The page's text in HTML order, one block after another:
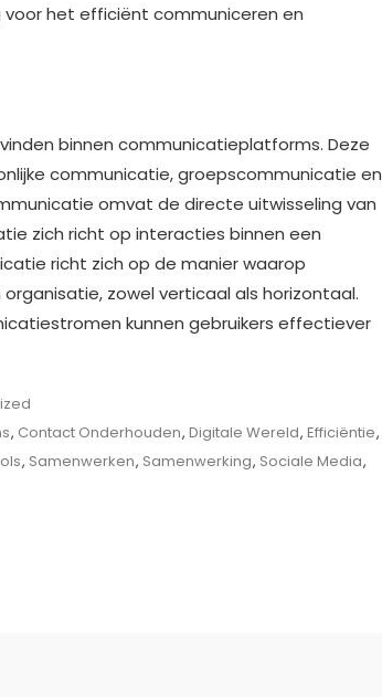
het efficiënt communiceren en
binnen communicatieplatforms. Deze
communicatie, groepscommunicatie en
omvat de directe uitwisseling van
zich richt op interacties binnen een
richt zich op de manier waarop
zowel verticaal als horizontaal.
kunnen gebruikers effectiever
, Contact Onderhouden, Digitale Wereld, Efficiëntie,
, Samenwerken, Samenwerking, Sociale Media,